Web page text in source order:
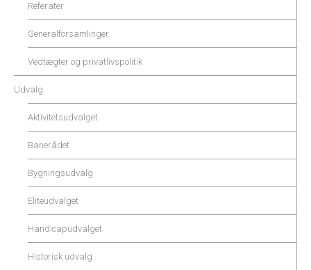
Referater
Generalforsamlinger
Vedtægter og privatlivspolitik
Udvalg
Aktivitetsudvalget
Banerådet
Bygningsudvalg
Eliteudvalget
Handicapudvalget
Historisk udvalg